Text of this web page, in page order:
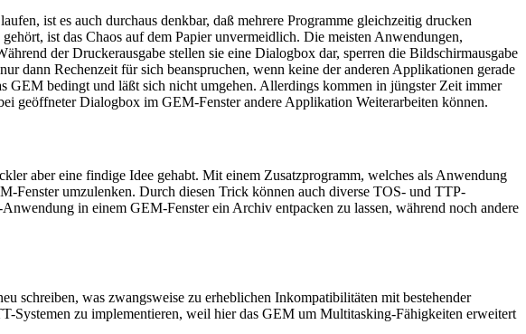
ist es auch durchaus denkbar, daß mehrere Programme gleichzeitig drucken
ist das Chaos auf dem Papier unvermeidlich. Die meisten Anwendungen,
der Druckerausgabe stellen sie eine Dialogbox dar, sperren die Bildschirmausgabe
dann Rechenzeit für sich beanspruchen, wenn keine der anderen Applikationen gerade
GEM bedingt und läßt sich nicht umgehen. Allerdings kommen in jüngster Zeit immer
geöffneter Dialogbox im GEM-Fenster andere Applikation Weiterarbeiten können.
aber eine findige Idee gehabt. Mit einem Zusatzprogramm, welches als Anwendung
Fenster umzulenken. Durch diesen Trick können auch diverse TOS- und TTP-
in einem GEM-Fenster ein Archiv entpacken zu lassen, während noch andere
was zwangsweise zu erheblichen Inkompatibilitäten mit bestehender
zu implementieren, weil hier das GEM um Multitasking-Fähigkeiten erweitert